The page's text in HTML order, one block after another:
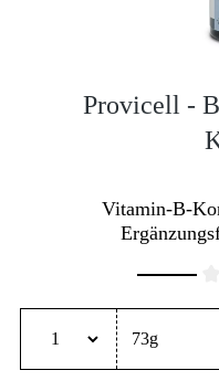
Provicell -
Vitamin-B-